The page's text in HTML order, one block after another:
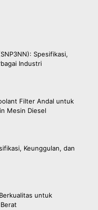
Spesifikasi,
Industri
Filter Andal untuk
Mesin Diesel
Keunggulan, dan
untuk